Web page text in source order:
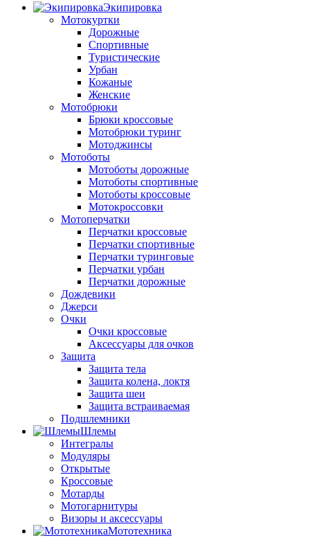
Экипировка
Мотокуртки
Дорожные
Спортивные
Туристические
Урбан
Кожаные
Женские
Мотобрюки
Брюки кроссовые
Мотобрюки туринг
Мотоджинсы
Мотоботы
Мотоботы дорожные
Мотоботы спортивные
Мотоботы кроссовые
Мотокроссовки
Мотоперчатки
Перчатки кроссовые
Перчатки спортивные
Перчатки туринговые
Перчатки урбан
Перчатки дорожные
Дождевики
Джерси
Очки
Очки кроссовые
Аксессуары для очков
Защита
Защита тела
Защита колена, локтя
Защита шеи
Защита встраиваемая
Подшлемники
Шлемы
Интегралы
Модуляры
Открытые
Кроссовые
Мотарды
Мотогарнитуры
Визоры и аксессуары
Мототехника